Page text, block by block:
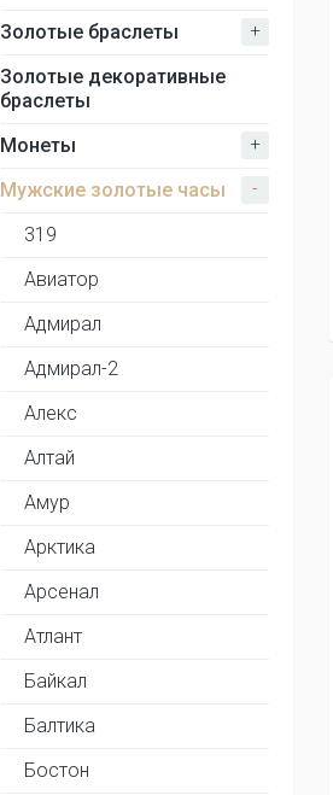
Золотые браслеты +
Золотые декоративные
браслеты
Монеты
+
Мужские золотые часы -
319
Авиатор
Адмирал
Адмирал-2
Алекс
Алтай
Амур
Арктика
Арсенал
Атлант
Байкал
Балтика
Бостон